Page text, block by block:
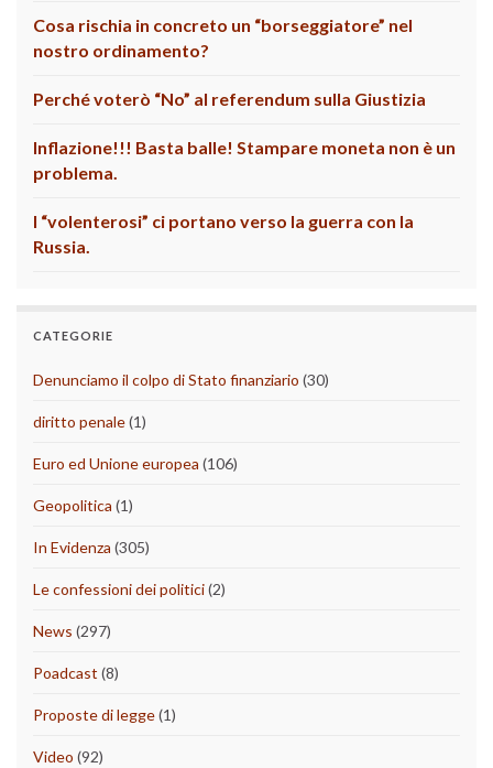
Cosa rischia in concreto un “borseggiatore” nel
nostro ordinamento?
Perché voterò “No” al referendum sulla Giustizia
Inflazione!!! Basta balle! Stampare moneta non è un
problema.
I “volenterosi” ci portano verso la guerra con la
Russia.
CATEGORIE
Denunciamo il colpo di Stato finanziario (30)
diritto penale(1)
Euro ed Unione europea (106)
Geopolitica (1)
In Evidenza (305)
Le confessioni dei politici(2)
News (297)
Poadcast (8)
Proposte di legge(1)
Video (92)